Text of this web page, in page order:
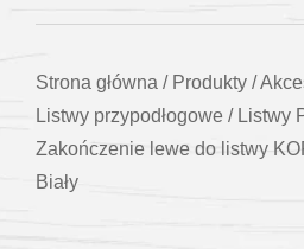
Strona główna / Produkty /
Listwy przypodłogowe / Listwy
Zakończenie lewe do listwy
Biały